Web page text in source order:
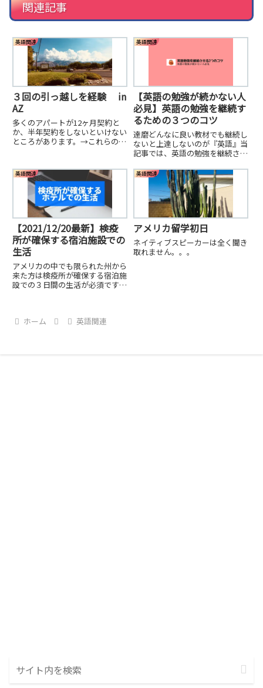
関連記事
英語関連
３回の引っ越しを経験 in
AZ
多くのアパートが12ヶ月契約と
か、半年契約をしないといけない
ところがあります。→これらのア
りするとこもあります。今までに
アメリカで3回引っ越しました。
英語関連
【英語の勉強が続かない人
必見】英語の勉強を継続す
るための３つのコツ
達磨どんなに良い教材でも継続し
ないと上達しないのが『英語』当
記事では、英語の勉強を継続させ
作者Darumaについて。英語の勉
強で挫折する人の特徴達磨「英語
が喋りたい！」って思う人は多い
けど、「そのためには...
英語関連
【2021/12/20最新】検疫
所が確保する宿泊施設での
生活
アメリカの中でも限られた州から
来た方は検疫所が確保する宿泊施
設での３日間の生活が必須です。
英語関連
アメリカ留学初日
ネイティブスピーカーは全く聞き
取れません。。。
ホーム 英語関連